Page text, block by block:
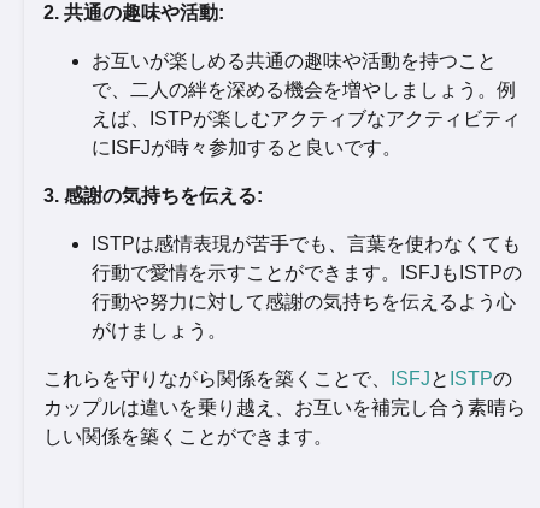
2. 共通の趣味や活動:
お互いが楽しめる共通の趣味や活動を持つこと
で、二人の絆を深める機会を増やしましょう。例
えば、ISTPが楽しむアクティブなアクティビティ
にISFJが時々参加すると良いです。
3. 感謝の気持ちを伝える:
ISTPは感情表現が苦手でも、言葉を使わなくても
行動で愛情を示すことができます。ISFJもISTPの
行動や努力に対して感謝の気持ちを伝えるよう心
がけましょう。
これらを守りながら関係を築くことで、 ISFJと ISTPの
カップルは違いを乗り越え、お互いを補完し合う素晴ら
しい関係を築くことができます。